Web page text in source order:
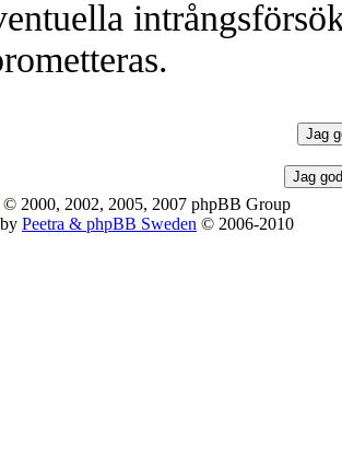
© 2000, 2002, 2005, 2007 phpBB Group
Peetra & phpBB Sweden © 2006-2010